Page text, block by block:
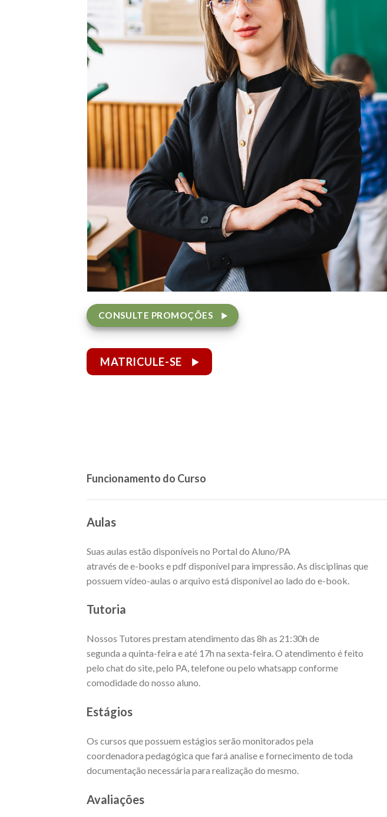
CONSULTE PROMOÇÕES
MATRICULE-SE
Funcionamento do Curso
Aulas
Suas aulas estão disponíveis no Portal do Aluno/PA
através de e-books e pdf disponível para impressão. As disciplinas que
possuem vídeo-aulas o arquivo está disponível ao lado do e-book.
Tutoria
Nossos Tutores prestam atendimento das 8h as 21:30h de
segunda a quinta-feira e até 17h na sexta-feira. O atendimento é feito
pelo chat do site, pelo PA, telefone ou pelo whatsapp conforme
comodidade do nosso aluno.
Estágios
Os cursos que possuem estágios serão monitorados pela
coordenadora pedagógica que fará analise e fornecimento de toda
documentação necessária para realização do mesmo.
Avaliações